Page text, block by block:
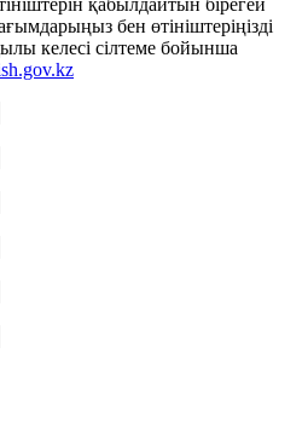
бен өтініштеріңізді
келесі сілтеме бойынша